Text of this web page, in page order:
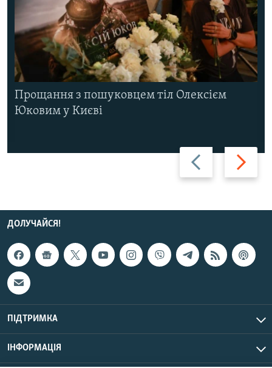
Назад Вперед
Прощання з пошуковцем тіл Олексієм
Юковим у Києві
ДОЛУЧАЙСЯ!
ПІДТРИМКА
ІНФОРМАЦІЯ